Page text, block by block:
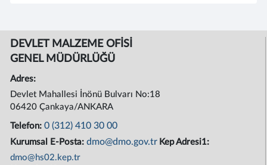
DEVLET MALZEME OFİSİ
GENEL MÜDÜRLÜĞÜ
Adres:
Devlet Mahallesi İnönü Bulvarı No:18
06420 Çankaya/ANKARA
Telefon:0 (312) 410 30 00
Kurumsal E-Posta:dmo@dmo.gov.tr Kep Adresi1:
dmo@hs02.kep.tr